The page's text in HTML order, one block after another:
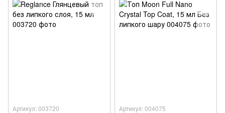
Артикул: 003720 Артикул: 004075